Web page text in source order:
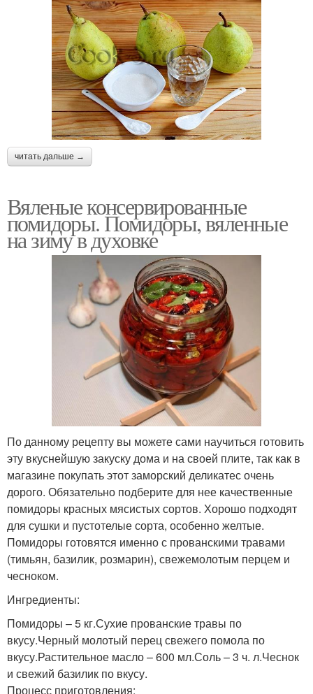
читать дальше →
Вяленые консервированные
помидоры. Помидоры, вяленные
на зиму в духовке
По данному рецепту вы можете сами научиться готовить
эту вкуснейшую закуску дома и на своей плите, так как в
магазине покупать этот заморский деликатес очень
дорого. Обязательно подберите для нее качественные
помидоры красных мясистых сортов. Хорошо подходят
для сушки и пустотелые сорта, особенно желтые.
Помидоры готовятся именно с прованскими травами
(тимьян, базилик, розмарин), свежемолотым перцем и
чесноком.
Ингредиенты:
Помидоры – 5 кг.Сухие прованские травы по
вкусу.Черный молотый перец свежего помола по
вкусу.Растительное масло – 600 мл.Соль – 3 ч. л.Чеснок
и свежий базилик по вкусу.
Процесс приготовления: